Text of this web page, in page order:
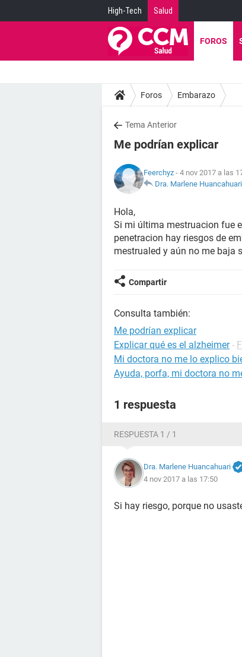
High-Tech Salud
FOROS
Foros Embarazo
Tema Anterior
Me podrían explicar
Feerchyz - 4 nov 2017 a las
Dra. Marlene Huancahuari
Hola,
Si mi última mestruacion fue
penetracion hay riesgos de
mestrualed y aún no me baja
Compartir
Consulta también:
Me podrían explicar
Explicar qué es el alzheimer -
Mi doctora no me lo explico
Ayuda, porfa, mi doctora no
1 respuesta
RESPUESTA 1 / 1
Dra. Marlene Huancahuari
4 nov 2017 a las 17:50
Si hay riesgo, porque no